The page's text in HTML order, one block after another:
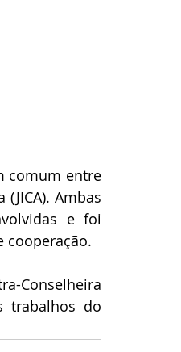
comum entre
Ambas
e foi
cooperação.
Conselheira
trabalhos do